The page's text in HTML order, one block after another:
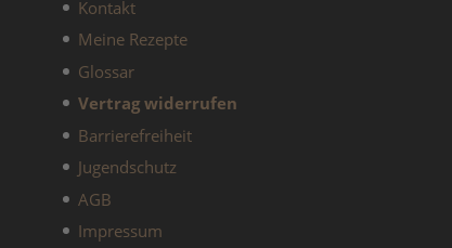
Kontakt
Meine Rezepte
Glossar
Vertrag widerrufen
Barrierefreiheit
Jugendschutz
AGB
Impressum